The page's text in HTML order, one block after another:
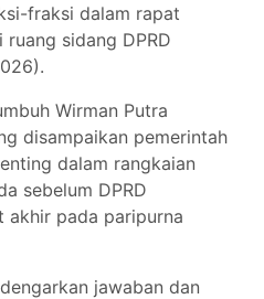
fraksi dalam rapat
sidang DPRD
Wirman Putra
disampaikan pemerintah
dalam rangkaian
sebelum DPRD
akhir pada paripurna
jawaban dan